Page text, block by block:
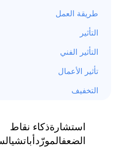
طريقة العمل
التأثير
التأثير الفني
تأثير الأعمال
التخفيف
استشارةذكاء نقاط
الضعفالمورّدأباتشي